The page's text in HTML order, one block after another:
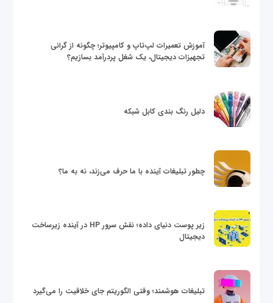
آموزش تعمیرات لپ‌تاپ و کامپیوتر؛ چگونه از گرانی
تجهیزات دیجیتال، یک شغل پردرآمد بسازیم؟
دلیل رنگ بندی کابل شبکه
چطور تبلیغات آینده با ما حرف می‌زند، نه به ما؟
زیر پوست دنیای داده؛ نقش سرور HP در آینده زیرساخت
دیجیتال
تبلیغات هوشمند؛ وقتی الگوریتم جای خلاقیت را می‌گیرد